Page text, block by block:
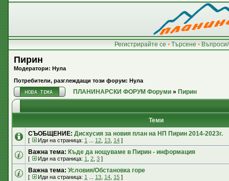
Регистрирайте се • Търсене •
Пирин
Модератори: Нула
Потребители, разглеждащи този форум: Нула
ПЛАНИНАРСКИ ФОРУМ Форуми » Пирин
Теми
СЪОБЩЕНИЕ: Дискусия за новия план на НП Пирин 2014-2023г.
[ Иди на страница: 1 12 13 14 ]
Важна тема: Къде да нощуваме в Пирин - информация
[ Иди на страница: 1 2 3 ]
Важна тема: Условия/Обстановка горе
[ Иди на страница: 1 13 14 15 ]